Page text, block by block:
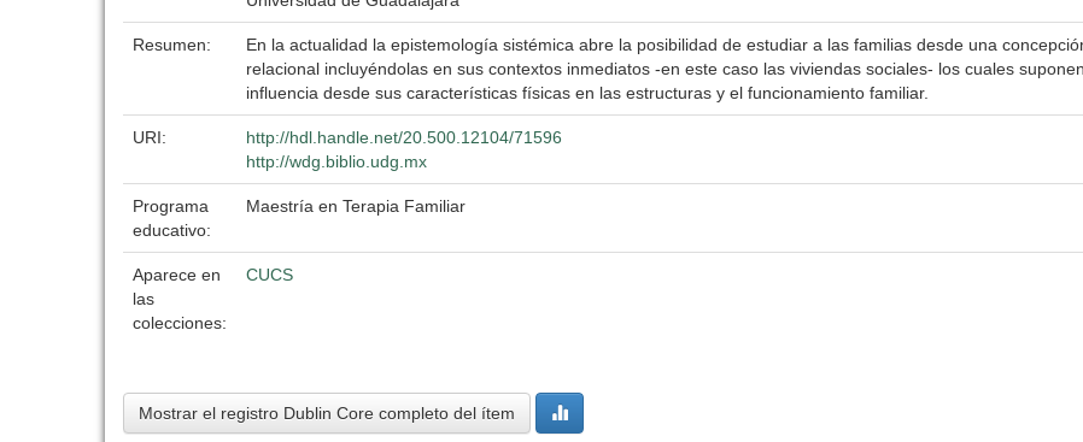
Resumen:
En la actualidad la epistemología sistémica abre la posibilidad de estudiar a las familias desde una
relacional incluyéndolas en sus contextos inmediatos -en este caso las viviendas sociales- los cuales
influencia desde sus características físicas en las estructuras y el funcionamiento familiar.
URI:
http://hdl.handle.net/20.500.12104/71596
http://wdg.biblio.udg.mx
Programa
educativo:
Maestría en Terapia Familiar
Aparece en
las
colecciones:
CUCS
Mostrar el registro Dublin Core completo del ítem